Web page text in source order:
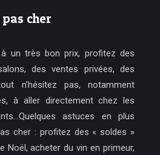
cher
un très bon prix, profitez des
des ventes privées, des
n’hésitez pas, notamment
à aller directement chez les
astuces en plus
cher : profitez des « soldes »
Noël, acheter du vin en primeur,